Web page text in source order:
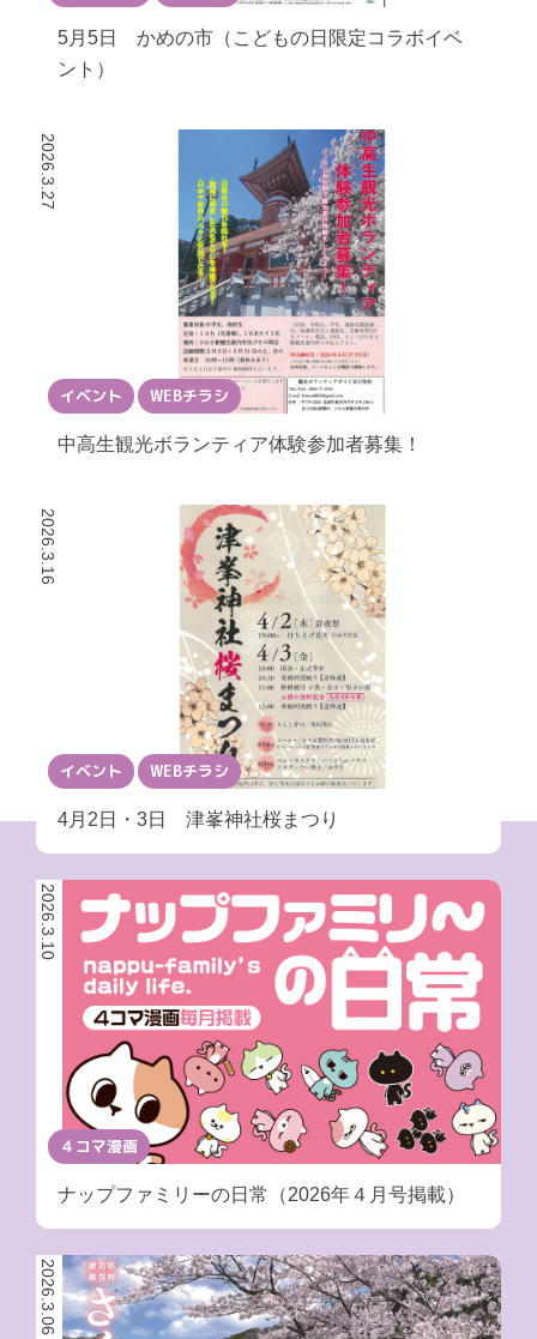
5月5日 かめの市（こどもの日限定コラボイベ
ント）
2026.3.27
イベント WEBチラシ
中高生観光ボランティア体験参加者募集！
2026.3.16
イベント WEBチラシ
4月2日・3日 津峯神社桜まつり
2026.3.10
４コマ漫画
ナップファミリーの日常（2026年４月号掲載）
2026.3.06